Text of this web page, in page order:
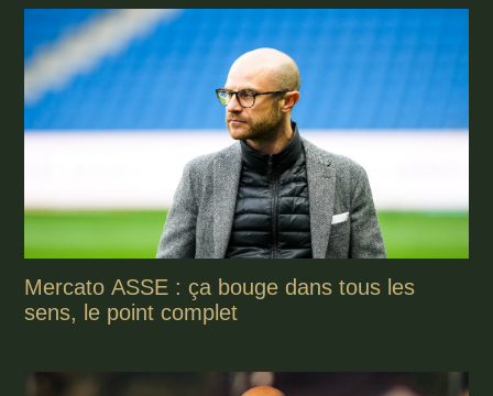
Mercato ASSE : ça bouge dans tous les
sens, le point complet